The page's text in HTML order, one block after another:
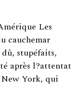
Les
cauchemar
stupéfaits,
après l?attentat
York, qui